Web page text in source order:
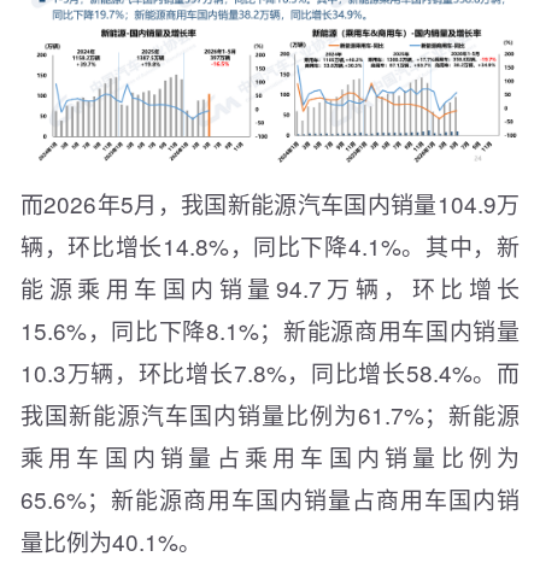
而2026年5月，我国新能源汽车国内销量104.9万
辆，环比增长14.8%，同比下降4.1%。其中，新
能源乘用车国内销量94.7万辆，环比增长
15.6%，同比下降8.1%；新能源商用车国内销量
10.3万辆，环比增长7.8%，同比增长58.4%。而
我国新能源汽车国内销量比例为61.7%；新能源
乘用车国内销量占乘用车国内销量比例为
65.6%；新能源商用车国内销量占商用车国内销
量比例为40.1%。